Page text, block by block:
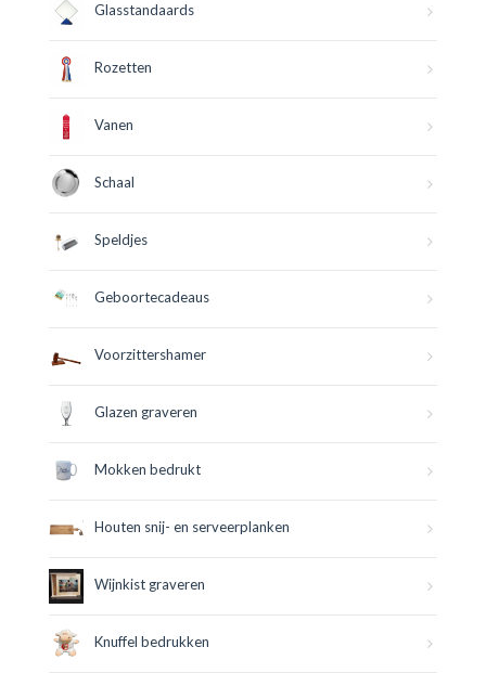
Glasstandaards
Rozetten
Vanen
Schaal
Speldjes
Geboortecadeaus
Voorzittershamer
Glazen graveren
Mokken bedrukt
Houten snij- en serveerplanken
Wijnkist graveren
Knuffel bedrukken